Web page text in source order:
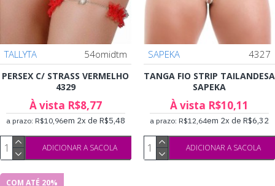
TALLYTA 54omidtm
PERSEX C/ STRASS VERMELHO
4329
À vista R$8,77
a prazo: R$10,96em 2x de R$5,48
ADICIONAR A SACOLA
SAPEKA 4327
TANGA FIO STRIP TAILANDESA
SAPEKA
À vista R$10,11
a prazo: R$12,64em 2x de R$6,32
ADICIONAR A SACOLA
COM ATÉ 20%